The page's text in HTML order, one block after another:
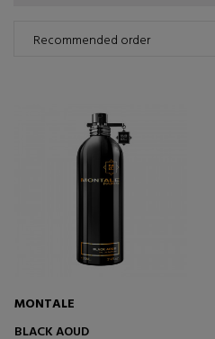
MONTALE
BLACK AOUD